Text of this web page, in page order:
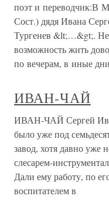
поэт и переводчик:В
Сост.) дядя Ивана
Тургенев &lt;…&gt;.
возможность жить
по вечерам, в иные
ИВАН-ЧАЙ
ИВАН-ЧАЙ Сергей
было уже под
завод, хотя давно уже
слесарем-
Дали ему работу, по
воспитателем в